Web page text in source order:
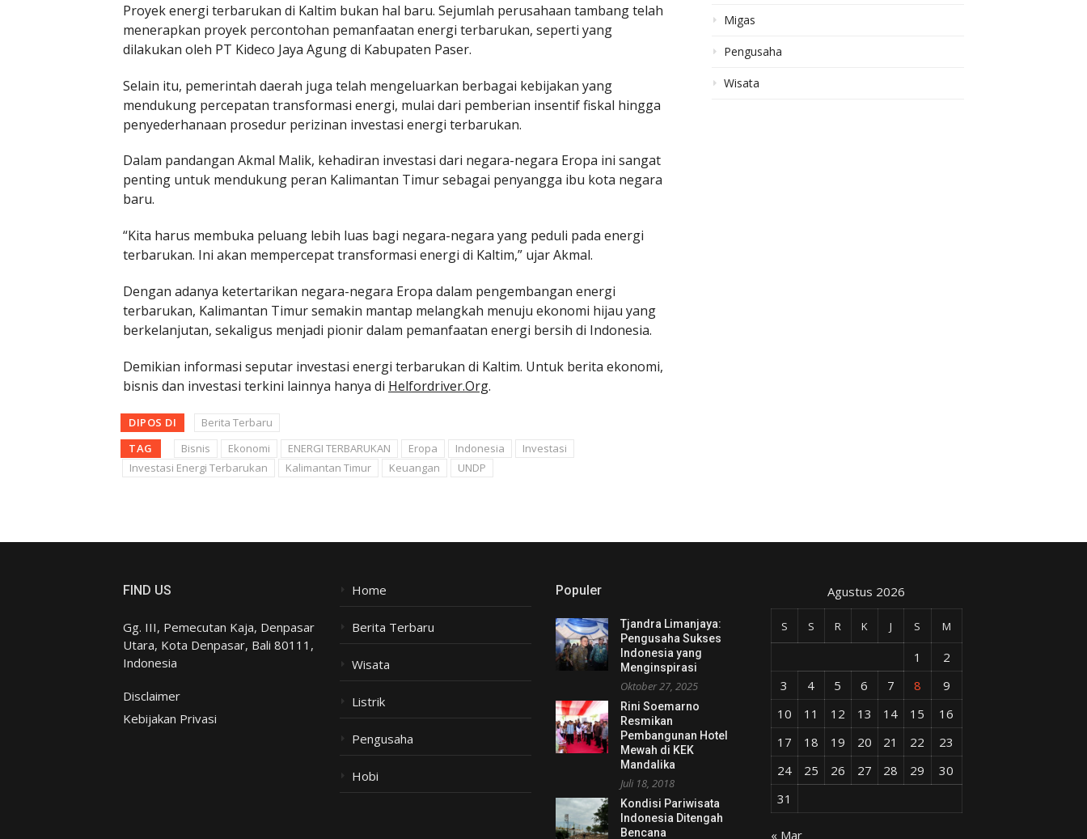
Proyek energi terbarukan di Kaltim bukan hal baru. Sejumlah perusahaan tambang telah
menerapkan proyek percontohan pemanfaatan energi terbarukan, seperti yang
dilakukan oleh PT Kideco Jaya Agung di Kabupaten Paser.
Selain itu, pemerintah daerah juga telah mengeluarkan berbagai kebijakan yang
mendukung percepatan transformasi energi, mulai dari pemberian insentif fiskal hingga
penyederhanaan prosedur perizinan investasi energi terbarukan.
Dalam pandangan Akmal Malik, kehadiran investasi dari negara-negara Eropa ini sangat
penting untuk mendukung peran Kalimantan Timur sebagai penyangga ibu kota negara
baru.
“Kita harus membuka peluang lebih luas bagi negara-negara yang peduli pada energi
terbarukan. Ini akan mempercepat transformasi energi di Kaltim,” ujar Akmal.
Dengan adanya ketertarikan negara-negara Eropa dalam pengembangan energi
terbarukan, Kalimantan Timur semakin mantap melangkah menuju ekonomi hijau yang
berkelanjutan, sekaligus menjadi pionir dalam pemanfaatan energi bersih di Indonesia.
Demikian informasi seputar investasi energi terbarukan di Kaltim. Untuk berita ekonomi,
bisnis dan investasi terkini lainnya hanya di Helfordriver.Org.
DIPOS DI
Berita Terbaru
TAG
Bisnis Ekonomi ENERGI TERBARUKAN Eropa Indonesia
Investasi
Investasi Energi Terbarukan
Kalimantan Timur Keuangan UNDP
Migas
Pengusaha
Wisata
FIND US
Gg. III, Pemecutan Kaja, Denpasar
Utara, Kota Denpasar, Bali 80111,
Indonesia
Disclaimer
Kebijakan Privasi
Home
Berita Terbaru
Wisata
Listrik
Pengusaha
Hobi
Populer
Tjandra Limanjaya:
Pengusaha Sukses
Indonesia yang
Menginspirasi
Oktober 27, 2025
Rini Soemarno
Resmikan
Pembangunan Hotel
Mewah di KEK
Mandalika
Juli 18, 2018
Kondisi Pariwisata
Indonesia Ditengah
Bencana
Agustus 2026
S S R K J S M
1
2
3
4 5 6 7 8
9
10
11 12 13 14 15
16
17
18 19 20 21 22
23
24
25 26 27 28 29
30
31
« Mar